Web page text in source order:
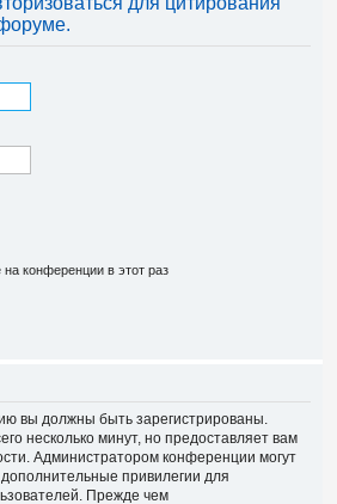
конференции в этот раз
вы должны быть зарегистрированы.
несколько минут, но предоставляет вам
Администратором конференции могут
привилегии для
Прежде чем